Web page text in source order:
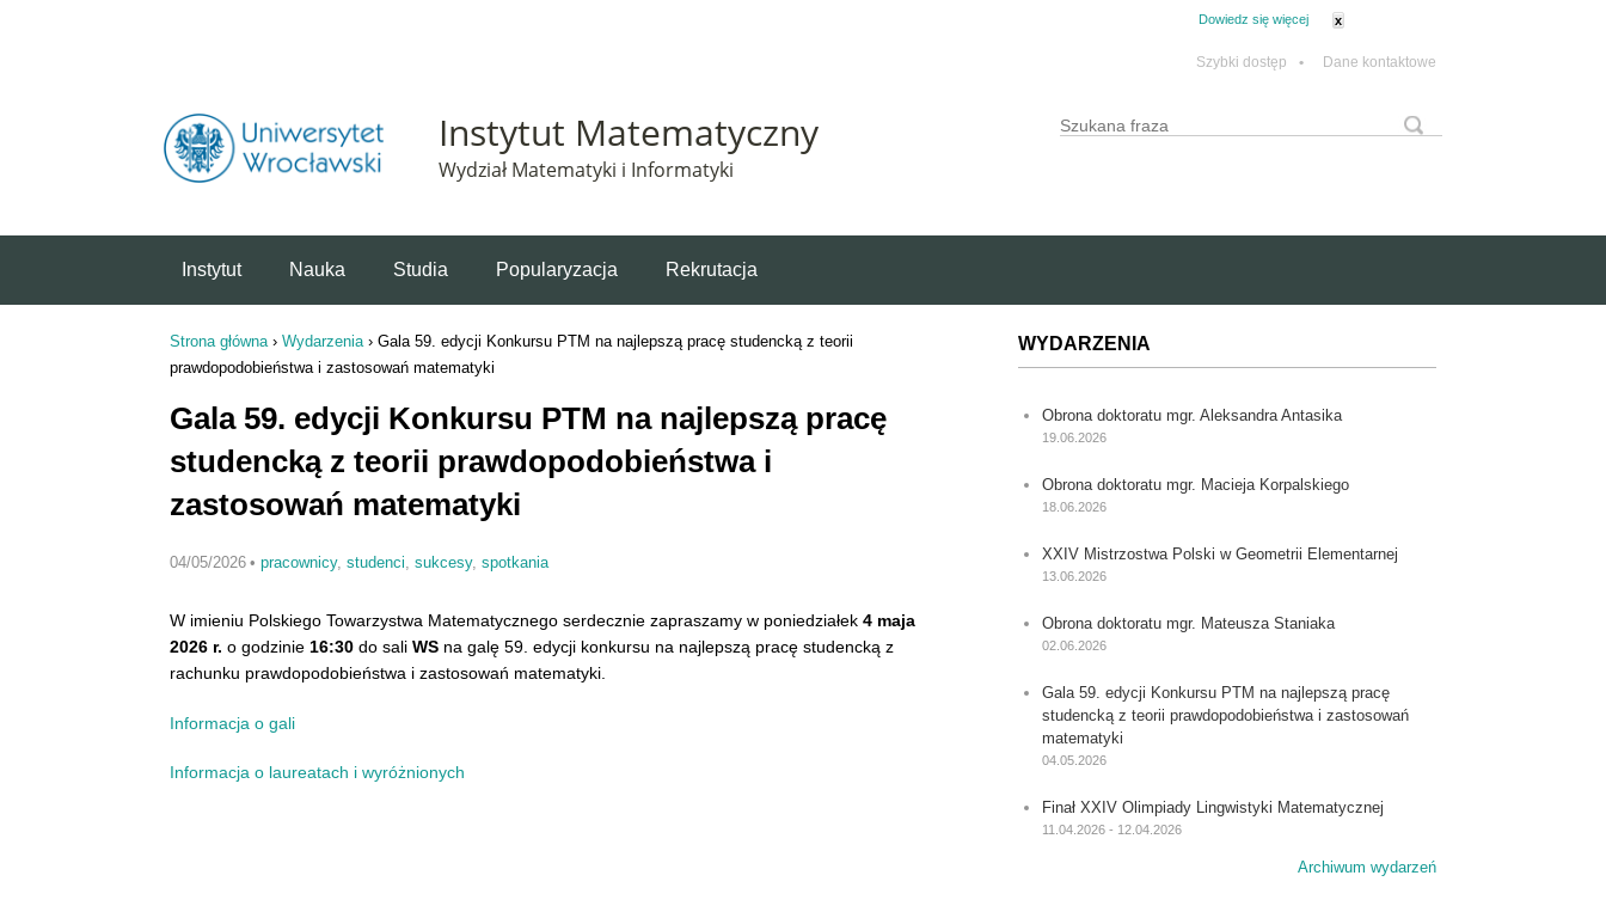
Dowiedz się więcej x
Szybki dostęp • Dane kontaktowe
Instytut Matematyczny
Wydział Matematyki i Informatyki
Formularz wyszukiwania
Wyszukaj
Instytut Nauka Studia Popularyzacja Rekrutacja
Jesteś tutaj
Strona główna› Wydarzenia› Gala 59. edycji Konkursu PTM na najlepszą pracę studencką z teorii
prawdopodobieństwa i zastosowań matematyki
Gala 59. edycji Konkursu PTM na najlepszą pracę
studencką z teorii prawdopodobieństwa i
zastosowań matematyki
04/05/2026 • pracownicy, studenci, sukcesy, spotkania
W imieniu Polskiego Towarzystwa Matematycznego serdecznie zapraszamy w poniedziałek 4 maja
2026 r. o godzinie 16:30 do sali WS na galę 59. edycji konkursu na najlepszą pracę studencką z
rachunku prawdopodobieństwa i zastosowań matematyki.
Informacja o gali
Informacja o laureatach i wyróżnionych
WYDARZENIA
Obrona doktoratu mgr. Aleksandra Antasika
19.06.2026
Obrona doktoratu mgr. Macieja Korpalskiego
18.06.2026
XXIV Mistrzostwa Polski w Geometrii Elementarnej
13.06.2026
Obrona doktoratu mgr. Mateusza Staniaka
02.06.2026
Gala 59. edycji Konkursu PTM na najlepszą pracę
studencką z teorii prawdopodobieństwa i zastosowań
matematyki
04.05.2026
Finał XXIV Olimpiady Lingwistyki Matematycznej
11.04.2026 - 12.04.2026
Archiwum wydarzeń